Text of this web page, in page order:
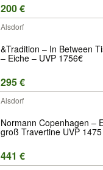
200 €
Alsdorf
&Tradition – In Between
– Eiche – UVP 1756€
295 €
Alsdorf
Normann Copenhagen –
groß Travertine UVP
441 €